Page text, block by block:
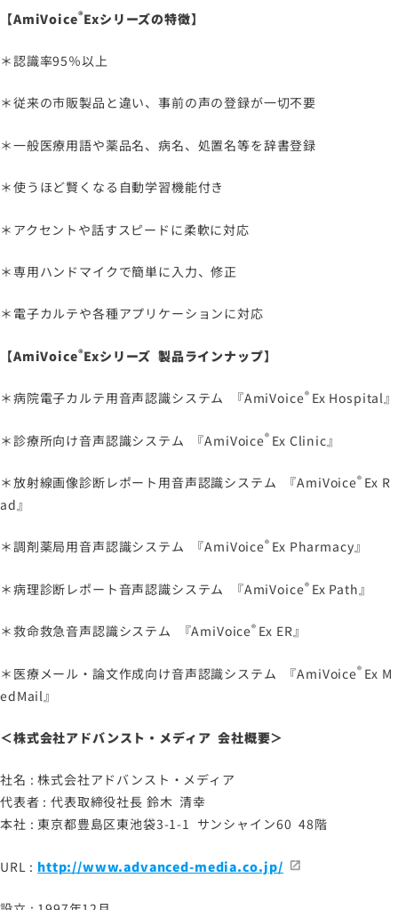
【AmiVoice®Exシリーズの特徴】
＊認識率95％以上
＊従来の市販製品と違い、事前の声の登録が一切不要
＊一般医療用語や薬品名、病名、処置名等を辞書登録
＊使うほど賢くなる自動学習機能付き
＊アクセントや話すスピードに柔軟に対応
＊専用ハンドマイクで簡単に入力、修正
＊電子カルテや各種アプリケーションに対応
【AmiVoice®Exシリーズ 製品ラインナップ】
＊病院電子カルテ用音声認識システム 『AmiVoice® Ex Hospital』
＊診療所向け音声認識システム 『AmiVoice® Ex Clinic 』
＊放射線画像診断レポート用音声認識システム 『AmiVoice® Ex R
ad 』
＊調剤薬局用音声認識システム 『AmiVoice® Ex Pharmacy』
＊病理診断レポート音声認識システム 『AmiVoice® Ex Path 』
＊救命救急音声認識システム 『AmiVoice® Ex ER』
＊医療メール・論文作成向け音声認識システム 『AmiVoice® Ex M
edMail 』
＜株式会社アドバンスト・メディア 会社概要＞
社名 : 株式会社アドバンスト・メディア
代表者 : 代表取締役社長 鈴木 清幸
本社 : 東京都豊島区東池袋3-1-1 サンシャイン60 48階
URL : http://www.advanced-media.co.jp/